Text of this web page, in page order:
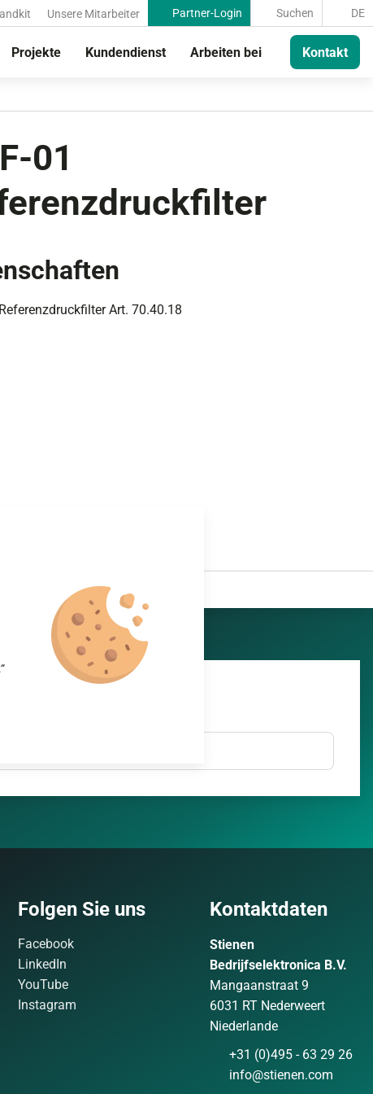
Unsere Mitarbeiter Partner-Login Suchen DE
Projekte Kundendienst Arbeiten bei Kontakt
01
Art. 70.40.18
Folgen Sie uns
Facebook
LinkedIn
YouTube
Instagram
Kontaktdaten
Stienen
Bedrijfselektronica B.V.
Mangaanstraat 9
6031 RT Nederweert
Niederlande
+31 (0)495 - 63 29 26
info@stienen.com